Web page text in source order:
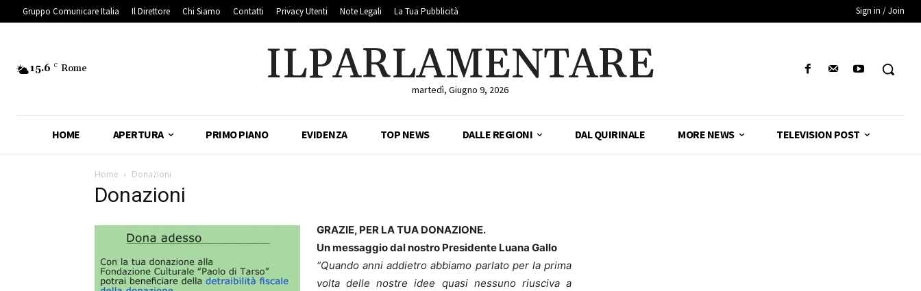
Gruppo Comunicare Italia Il Direttore Chi Siamo Contatti Privacy Utenti Note Legali La Tua Pubblicità Sign in / Join
15.6 C Rome ILPARLAMENTARE
martedì, Giugno 9, 2026
HOME APERTURA PRIMO PIANO EVIDENZA TOP NEWS DALLE REGIONI DAL QUIRINALE MORE NEWS TELEVISION POST
Home Donazioni
Donazioni
GRAZIE, PER LA TUA DONAZIONE.
Un messaggio dal nostro Presidente Luana Gallo
“Quando anni addietro abbiamo parlato per la prima
volta delle nostre idee quasi nessuno riusciva a